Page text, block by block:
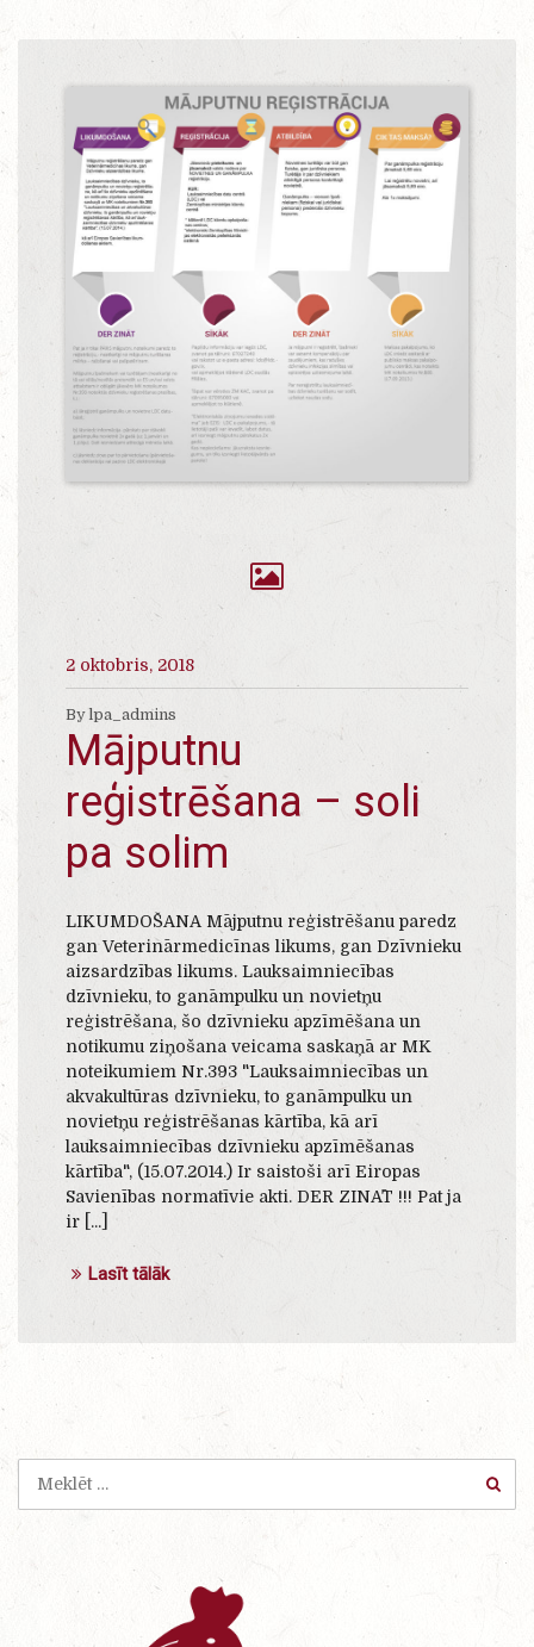
2 oktobris, 2018
By lpa_admins
Mājputnu
reģistrēšana – soli
pa solim
LIKUMDOŠANA Mājputnu reģistrēšanu paredz
gan Veterinārmedicīnas likums, gan Dzīvnieku
aizsardzības likums. Lauksaimniecības
dzīvnieku, to ganāmpulku un novietņu
reģistrēšana, šo dzīvnieku apzīmēšana un
notikumu ziņošana veicama saskaņā ar MK
noteikumiem Nr.393 "Lauksaimniecības un
akvakultūras dzīvnieku, to ganāmpulku un
novietņu reģistrēšanas kārtība, kā arī
lauksaimniecības dzīvnieku apzīmēšanas
kārtība", (15.07.2014.) Ir saistoši arī Eiropas
Savienības normatīvie akti. DER ZINĀT !!! Pat ja
ir [...]
Lasīt tālāk